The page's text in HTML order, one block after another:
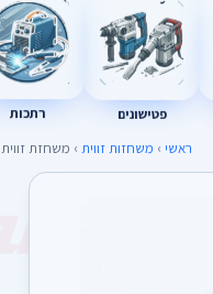
פטישונים רתכות
ראשי › משחזות זווית › משחזת זווית 9״ לסוללות מקיטה scorpion